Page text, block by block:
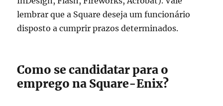
lembrar que a Square deseja um funcionário
disposto a cumprir prazos determinados.
Como se candidatar para o
emprego na Square-Enix?